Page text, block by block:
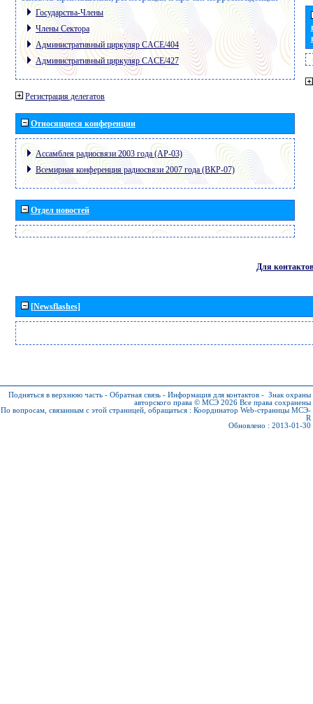
Государства-Члены
Члены Сектора
Административный циркуляр CACE/404
Административный циркуляр CACE/427
Регистрация делегатов
Относящиеся конференции
Ассамблея радиосвязи 2003 года (АР-03)
Всемирная конференция радиосвязи 2007 года (ВКР-07)
Отдел новостей
Для контактов
[Newsflashes]
Подняться в верхнюю часть - Обратная связь - Информация для контактов - Знак охраны
авторского права © МСЭ 2026 Все права сохранены
По вопросам, связанным с этой страницей, обращаться : Координатор Web-страницы МСЭ-
R
Обновлено : 2013-01-30